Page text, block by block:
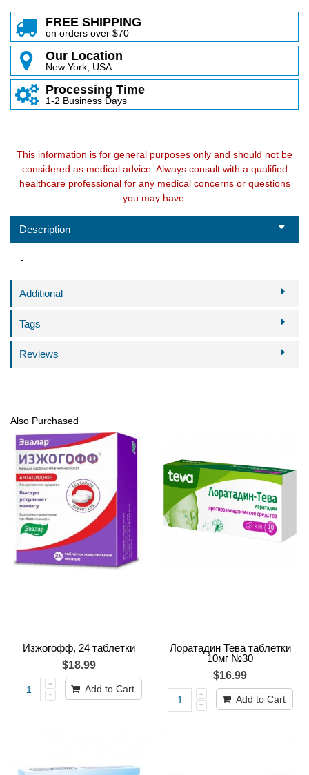
FREE SHIPPING
on orders over $70
Our Location
New York, USA
Processing Time
1-2 Business Days
This information is for general purposes only and should not be
considered as medical advice. Always consult with a qualified
healthcare professional for any medical concerns or questions
you may have.
Description
-
Additional
Tags
Reviews
Also Purchased
Изжогофф, 24 таблетки
$18.99
Add to Cart
Лоратадин Тева таблетки
10мг №30
$16.99
Add to Cart